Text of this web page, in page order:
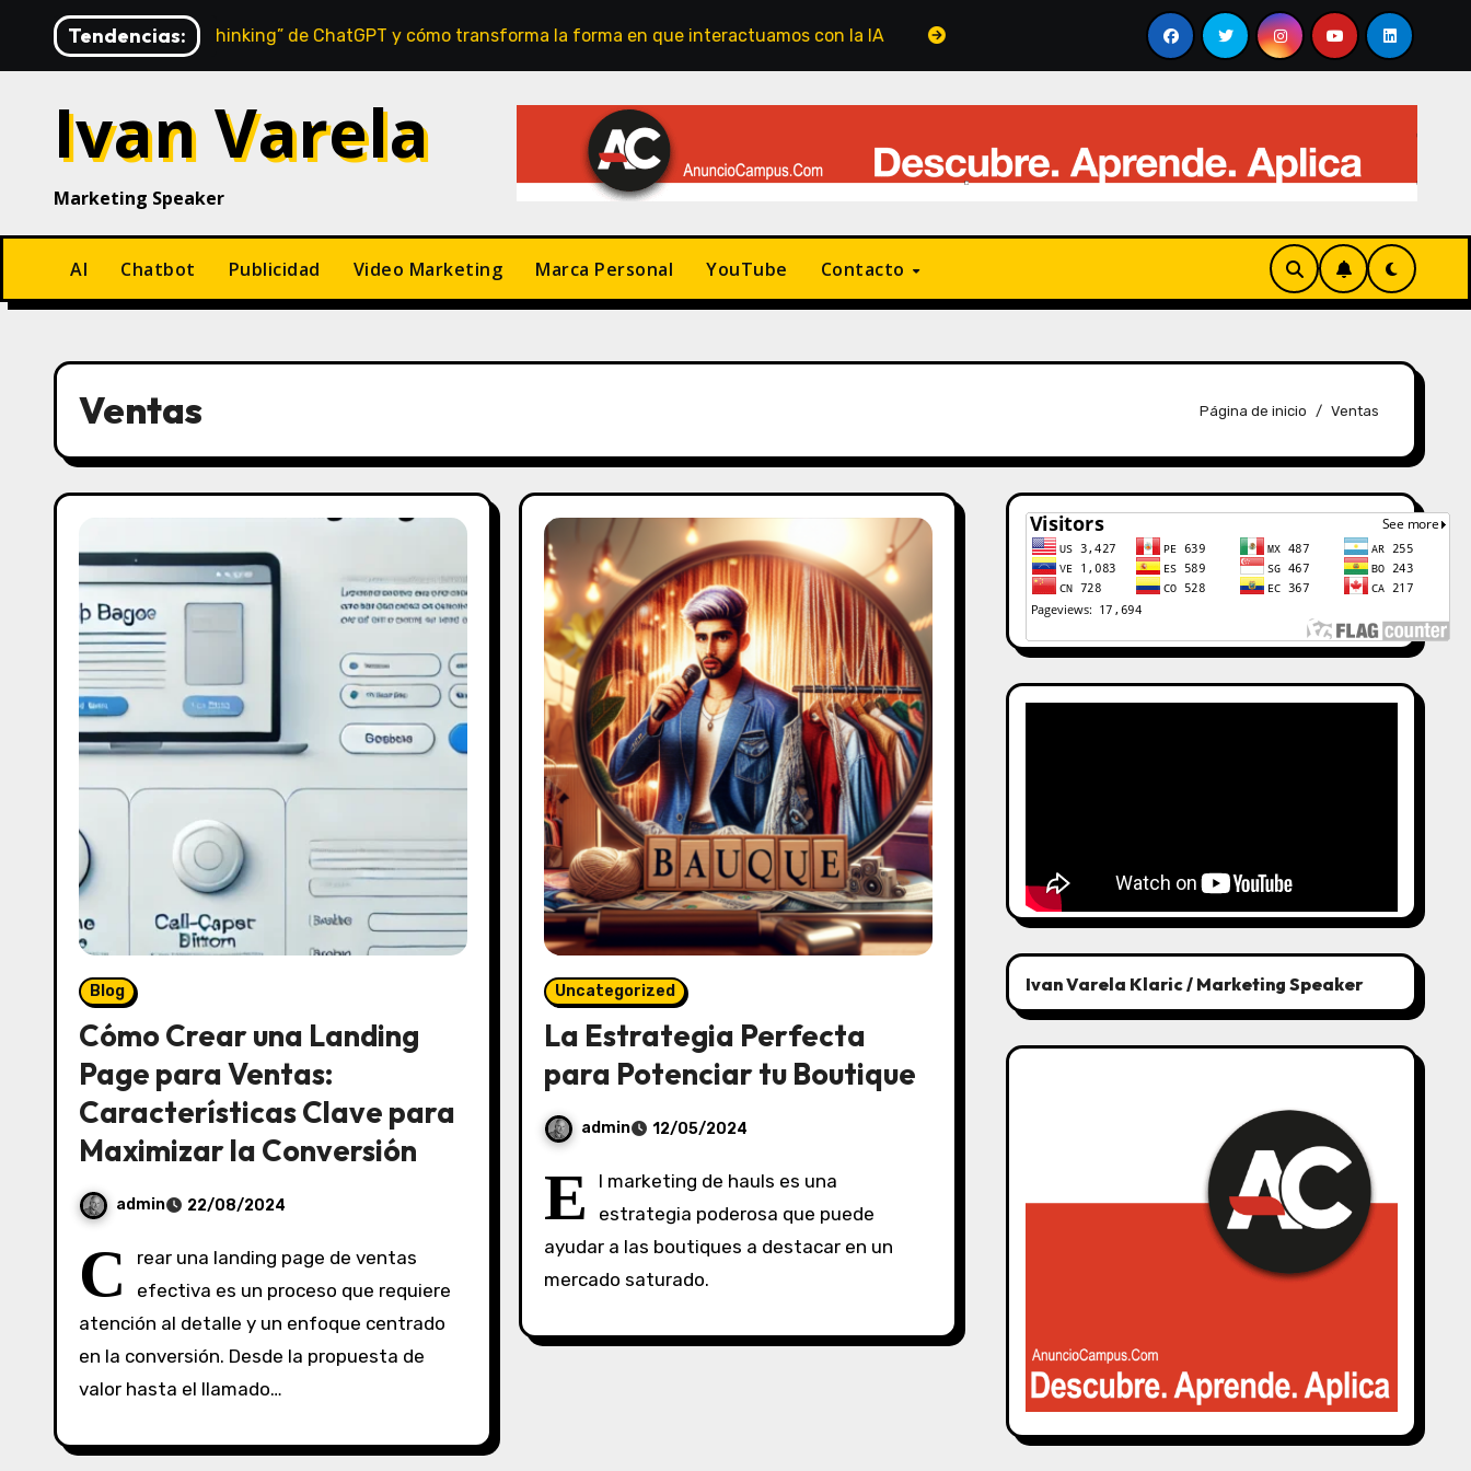
contenido
Tendencias:
Qué es el “Thinking” de ChatGPT y cómo transforma la forma en que interactuamos con la IA Publicidad de impacto: cuándo una campaña audaz genera resultados y
Ivan Varela
Marketing Speaker
AI Chatbot Publicidad Video Marketing Marca Personal YouTube Contacto
Ventas Página de inicio Ventas
Blog
Cómo Crear una Landing
Page para Ventas:
Características Clave para
Maximizar la Conversión
admin 22/08/2024
i
n
c
o
t
C
rear una landing page de ventas
efectiva es un proceso que requiere
atención al detalle y un enfoque centrado
en la conversión. Desde la propuesta de
valor hasta el llamado…
Uncategorized
La Estrategia Perfecta
para Potenciar tu Boutique
admin 12/05/2024
n
c
o
n
E
l marketing de hauls es una
estrategia poderosa que puede
ayudar a las boutiques a destacar en un
mercado saturado.
Ivan Varela Klaric / Marketing Speaker